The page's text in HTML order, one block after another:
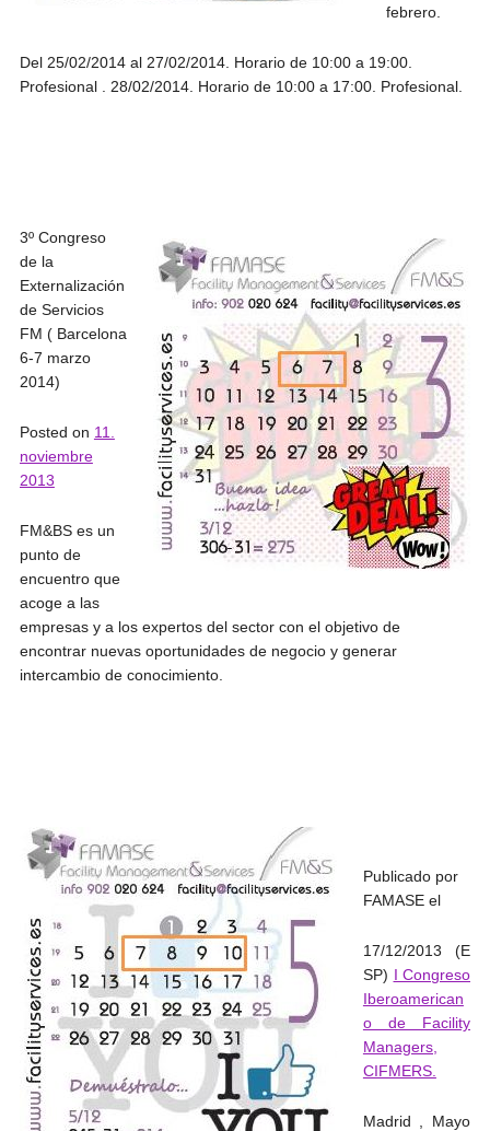
febrero.
Del 25/02/2014 al 27/02/2014. Horario de 10:00 a 19:00.
Profesional . 28/02/2014. Horario de 10:00 a 17:00. Profesional.
3º Congreso
de la
Externalización
de Servicios
FM ( Barcelona
6-7 marzo
2014)
Posted on 11.
noviembre
2013
FM&BS es un
punto de
encuentro que
acoge a las
empresas y a los expertos del sector con el objetivo de
encontrar nuevas oportunidades de negocio y generar
intercambio de conocimiento.
Publicado por
FAMASE el
17/12/2013 (E
SP) I Congreso
Iberoamerican
o de Facility
Managers,
CIFMERS.
Madrid , Mayo